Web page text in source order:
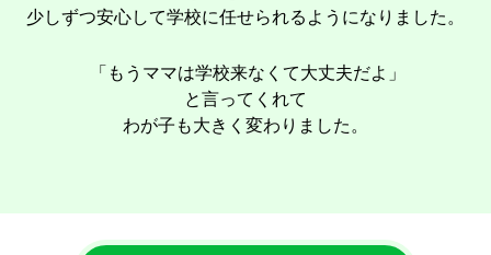
少しずつ安心して学校に任せられるようになりました。
「もうママは学校来なくて大丈夫だよ」
と言ってくれて
わが子も大きく変わりました。